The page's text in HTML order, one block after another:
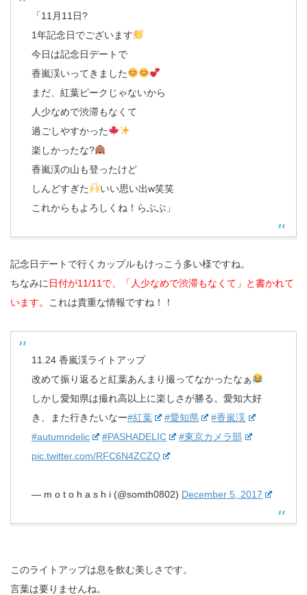
「11月11日?
1年記念日でございます
今日は記念日デートで
香嵐渓いってきました
まだ、紅葉ピークじゃないから
人少なめで渋滞もなくて
過ごしやすかった
楽しかったな?
香嵐渓の山も登ったけど
しんどすぎた
いい思い出w笑笑
これからもよろしくね！らぶぶ」
記念日デートで行くカップルもけっこう多い様ですね。
ちなみに 日付が11/11で、「人少なめで渋滞もなくて」と書かれて
います。
これは貴重な情報ですね！！
11.24 香嵐渓ライトアップ
改めて振り返ると紅葉あんまり撮ってなかったなぁ
しかし愛知県は撮れ高以上に楽しさが勝る。愛知大好
き、また行きたいなー#紅葉 #愛知県
#香嵐渓
#autumndelic
#PASHADELIC
#東京カメラ部
pic.twitter.com/RFC6N4ZCZQ
— m o t o h a s h i (@somth0802) December 5, 2017
このライトアップは息を飲む美しさです。
言葉は要りませんね。